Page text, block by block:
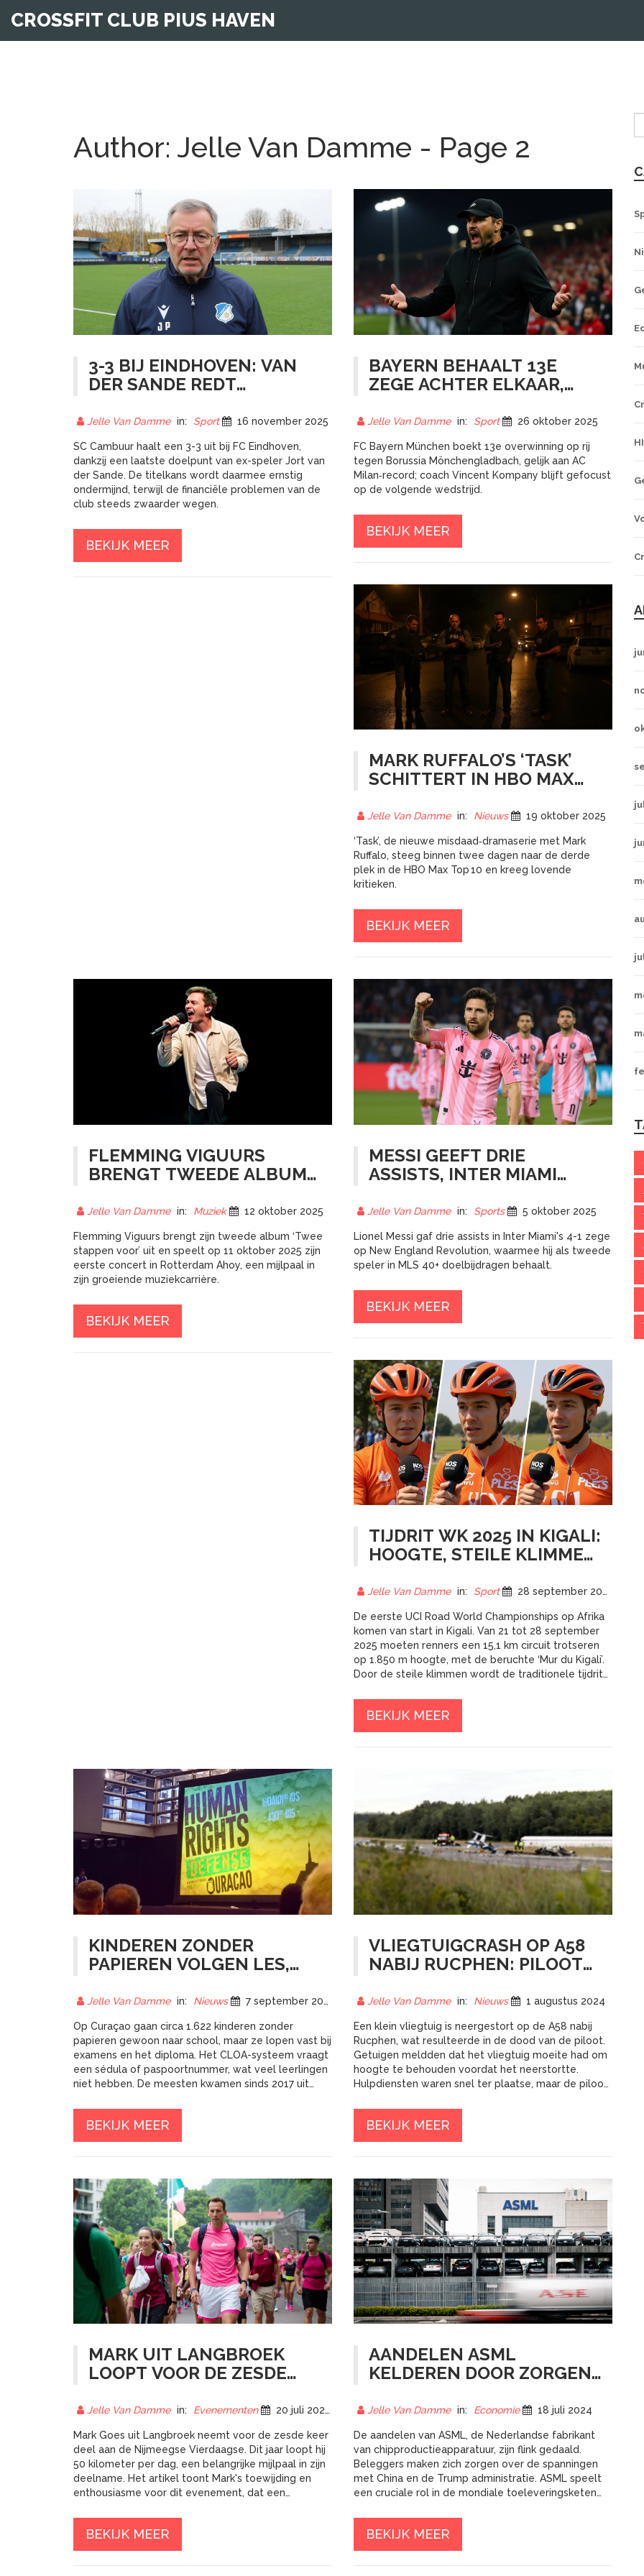
CROSSFIT CLUB PIUS HAVEN
Author: Jelle Van Damme - Page 2
3-3 BIJ EINDHOVEN: VAN
DER SANDE REDT
HET MES
Jelle Van Damme in: Sport 16 november 2025
SC Cambuur haalt een 3-3 uit bij FC Eindhoven,
dankzij een laatste doelpunt van ex-speler Jort van
der Sande. De titelkans wordt daarmee ernstig
ondermijnd, terwijl de financiële problemen van de
club steeds zwaarder wegen.
BEKIJK MEER
BAYERN BEHAALT 13E
ZEGE ACHTER ELKAAR,
KOMPANY BLIJFT
NUCHTER
Jelle Van Damme in: Sport 26 oktober 2025
FC Bayern München boekt 13e overwinning op rij
tegen Borussia Mönchengladbach, gelijk aan AC
Milan‑record; coach Vincent Kompany blijft gefocust
op de volgende wedstrijd.
BEKIJK MEER
MARK RUFFALO’S ‘TASK’
SCHITTERT IN HBO MAX
DAGEN
Jelle Van Damme in: Nieuws 19 oktober 2025
‘Task’, de nieuwe misdaad‑dramaserie met Mark
Ruffalo, steeg binnen twee dagen naar de derde
plek in de HBO Max Top 10 en kreeg lovende
kritieken.
BEKIJK MEER
FLEMMING VIGUURS
BRENGT TWEEDE ALBUM
EN SPEELT EERSTE AHOY-
CONCERT
Jelle Van Damme in: Muziek 12 oktober 2025
Flemming Viguurs brengt zijn tweede album ‘Twee
stappen voor’ uit en speelt op 11 oktober 2025 zijn
eerste concert in Rotterdam Ahoy, een mijlpaal in
zijn groeiende muziekcarrière.
BEKIJK MEER
MESSI GEEFT DRIE
ASSISTS, INTER MIAMI
ENGLAND REVOLUTION
Jelle Van Damme in: Sports 5 oktober 2025
Lionel Messi gaf drie assists in Inter Miami's 4-1 zege
op New England Revolution, waarmee hij als tweede
speler in MLS 40+ doelbijdragen behaalt.
BEKIJK MEER
TIJDRIT WK 2025 IN KIGALI:
HOOGTE, STEILE KLIMMEN
Jelle Van Damme in: Sport 28 september 2025
De eerste UCI Road World Championships op Afrika
komen van start in Kigali. Van 21 tot 28 september
2025 moeten renners een 15,1 km circuit trotseren
op 1.850 m hoogte, met de beruchte ‘Mur du Kigali’.
Door de steile klimmen wordt de traditionele tijdrit
verrassende wissels in het klassement kan
opleveren.
BEKIJK MEER
KINDEREN ZONDER
PAPIEREN VOLGEN LES,
DIPLOMA OP CURAÇAO
Jelle Van Damme in: Nieuws 7 september 2025
Op Curaçao gaan circa 1.622 kinderen zonder
papieren gewoon naar school, maar ze lopen vast bij
examens en het diploma. Het CLOA-systeem vraagt
een sédula of paspoortnummer, wat veel leerlingen
niet hebben. De meesten kwamen sinds 2017 uit
maar officiële erkenning blijft uit. Dit houdt kansen
klein en kwetsbaarheid hoog.
BEKIJK MEER
VLIEGTUIGCRASH OP A58
NABIJ RUCPHEN: PILOOT
NOODLOTTIGE CRASH
Jelle Van Damme in: Nieuws 1 augustus 2024
Een klein vliegtuig is neergestort op de A58 nabij
Rucphen, wat resulteerde in de dood van de piloot.
Getuigen meldden dat het vliegtuig moeite had om
hoogte te behouden voordat het neerstortte.
Hulpdiensten waren snel ter plaatse, maar de piloot
veroorzaakte verkeershinder, en de politie sluit
delen van de snelweg af om het ongeluk te
onderzoeken.
BEKIJK MEER
MARK UIT LANGBROEK
LOOPT VOOR DE ZESDE
NIJMEEGSE VIERDAAGSE
Jelle Van Damme in: Evenementen 20 juli 2024
Mark Goes uit Langbroek neemt voor de zesde keer
deel aan de Nijmeegse Vierdaagse. Dit jaar loopt hij
50 kilometer per dag, een belangrijke mijlpaal in zijn
deelname. Het artikel toont Mark's toewijding en
enthousiasme voor dit evenement, dat een
BEKIJK MEER
AANDELEN ASML
KELDEREN DOOR ZORGEN
ADMINISTRATIE
Jelle Van Damme in: Economie 18 juli 2024
De aandelen van ASML, de Nederlandse fabrikant
van chipproductieapparatuur, zijn flink gedaald.
Beleggers maken zich zorgen over de spanningen
met China en de Trump administratie. ASML speelt
een cruciale rol in de mondiale toeleveringsketen
exportbeperkingen naar China en gevallen van
diefstal van intellectueel eigendom in China.
BEKIJK MEER